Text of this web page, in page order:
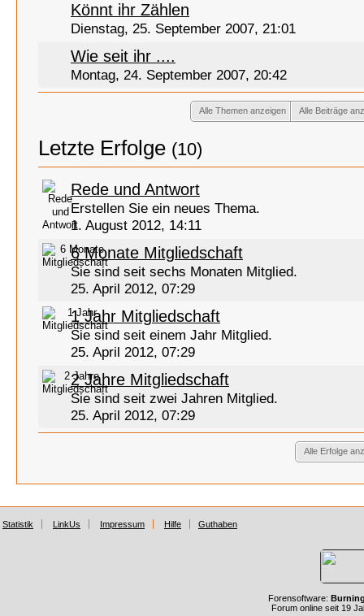
Könnt ihr Zählen
Dienstag, 25. September 2007, 21:01
Wie seit ihr ....
Montag, 24. September 2007, 20:42
Alle Beiträge
Alle Themen anzeigen
Letzte Erfolge (10)
Rede und Antwort
Erstellen Sie ein neues Thema.
1. August 2012, 14:11
6 Monate Mitgliedschaft
Sie sind seit sechs Monaten Mitglied.
25. April 2012, 07:29
1 Jahr Mitgliedschaft
Sie sind seit einem Jahr Mitglied.
25. April 2012, 07:29
2 Jahre Mitgliedschaft
Sie sind seit zwei Jahren Mitglied.
25. April 2012, 07:29
Alle Erfolge
Statistik LinkUs Impressum Hilfe Guthaben
Forensoftware:
Forum online seit 19